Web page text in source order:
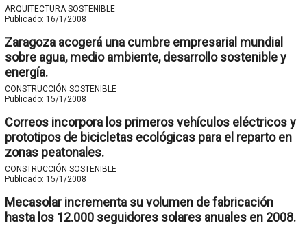
ARQUITECTURA SOSTENIBLE
Publicado: 16/1/2008
Zaragoza acogerá una cumbre empresarial mundial
sobre agua, medio ambiente, desarrollo sostenible y
energía.
CONSTRUCCIÓN SOSTENIBLE
Publicado: 15/1/2008
Correos incorpora los primeros vehículos eléctricos y
prototipos de bicicletas ecológicas para el reparto en
zonas peatonales.
CONSTRUCCIÓN SOSTENIBLE
Publicado: 15/1/2008
Mecasolar incrementa su volumen de fabricación
hasta los 12.000 seguidores solares anuales en 2008.